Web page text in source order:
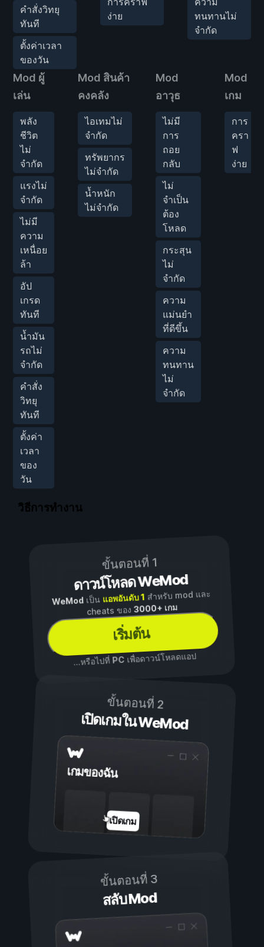
คำสั่งวิทยุ
ทันที
ตั้งค่าเวลา
ของวัน
ง่าย
ทนทานไม่
จำกัด
Mod ผู้
เล่น
พลัง
ชีวิต
ไม่
จำกัด
แรงไม่
จำกัด
ไม่มี
ความ
เหนื่อย
ล้า
อัป
เกรด
ทันที
น้ำมัน
รถไม่
จำกัด
คำสั่ง
วิทยุ
ทันที
ตั้งค่า
เวลา
ของ
วัน
Mod สินค้า
คงคลัง
ไอเทมไม่
จำกัด
ทรัพยากร
ไม่จำกัด
น้ำหนัก
ไม่จำกัด
Mod
อาวุธ
ไม่มี
การ
ถอย
กลับ
ไม่
จำเป็น
ต้อง
โหลด
กระสุน
ไม่
จำกัด
ความ
แม่นยำ
ที่ดีขึ้น
ความ
ทนทาน
ไม่
จำกัด
Mod
เกม
การ
ครา
ฟ
ง่าย
วิธีการทำงาน
ขั้นตอนที่ 1
ดาวน์โหลด WeMod
WeModเป็น แอพอันดับ 1 สำหรับ mod และ
cheats ของ3000+ เกม
เริ่มต้น
...หรือไปที่ PCเพื่อดาวน์โหลดแอป
ขั้นตอนที่ 2
เปิดเกมใน WeMod
เกมของฉัน
เปิดเกม
ขั้นตอนที่ 3
สลับ Mod